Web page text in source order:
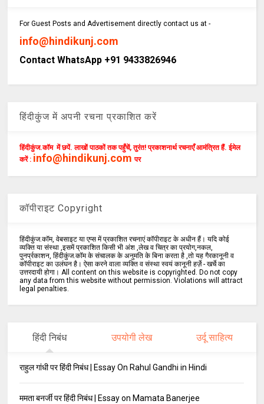
For Guest Posts and Advertisement directly contact us at -
info@hindikunj.com
Contact WhatsApp +91 9433826946
हिंदीकुंज में अपनी रचना प्रकाशित करें
हिंदीकुंज.कॉम में छपें. लाखों पाठकों तक पहुँचें, तुरंत! प्रकाशनार्थ रचनाएँ आमंत्रित हैं. ईमेल
करें : info@hindikunj.com पर
कॉपीराइट Copyright
हिंदीकुंज.कॉम, वेबसाइट या एप्स में प्रकाशित रचनाएं कॉपीराइट के अधीन हैं। यदि कोई
व्यक्ति या संस्था ,इसमें प्रकाशित किसी भी अंश ,लेख व चित्र का प्रयोग,नकल,
पुनर्प्रकाशन, हिंदीकुंज.कॉम के संचालक के अनुमति के बिना करता है ,तो यह गैरकानूनी व
कॉपीराइट का उलंघन है। ऐसा करने वाला व्यक्ति व संस्था स्वयं कानूनी हर्ज़े - खर्चे का
उत्तरदायी होगा। All content on this website is copyrighted. Do not copy
any data from this website without permission. Violations will attract
legal penalties.
हिंदी निबंध उपयोगी लेख उर्दू साहित्य
राहुल गांधी पर हिंदी निबंध | Essay On Rahul Gandhi in Hindi
ममता बनर्जी पर हिंदी निबंध | Essay on Mamata Banerjee